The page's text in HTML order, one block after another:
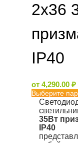
2х36
IP40
от 4,290.00 ₽
Выберите
35Вт
IP40